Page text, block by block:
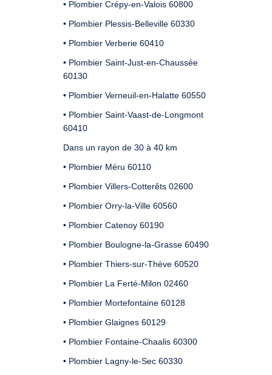
• Plombier Crépy-en-Valois 60800
• Plombier Plessis-Belleville 60330
• Plombier Verberie 60410
• Plombier Saint-Just-en-Chaussée
60130
• Plombier Verneuil-en-Halatte 60550
• Plombier Saint-Vaast-de-Longmont
60410
Dans un rayon de 30 à 40 km
• Plombier Méru 60110
• Plombier Villers-Cotterêts 02600
• Plombier Orry-la-Ville 60560
• Plombier Catenoy 60190
• Plombier Boulogne-la-Grasse 60490
• Plombier Thiers-sur-Thève 60520
• Plombier La Ferté-Milon 02460
• Plombier Mortefontaine 60128
• Plombier Glaignes 60129
• Plombier Fontaine-Chaalis 60300
• Plombier Lagny-le-Sec 60330